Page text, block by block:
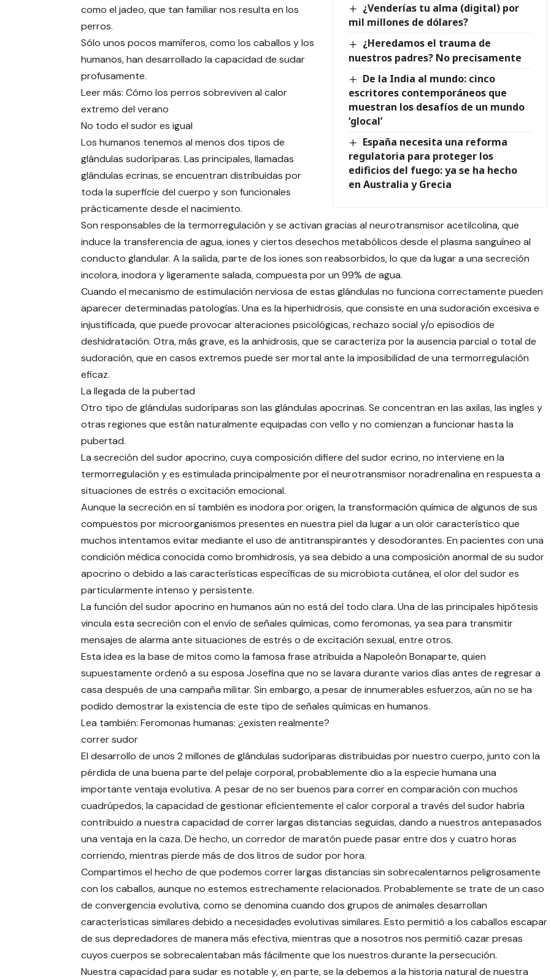
¿Venderías tu alma (digital) por
mil millones de dólares?
¿Heredamos el trauma de
nuestros padres? No precisamente
De la India al mundo: cinco
escritores contemporáneos que
muestran los desafíos de un mundo
‘glocal’
España necesita una reforma
regulatoria para proteger los
edificios del fuego: ya se ha hecho
en Australia y Grecia
como el jadeo, que tan familiar nos resulta en los
perros.
Sólo unos pocos mamíferos, como los caballos y los
humanos, han desarrollado la capacidad de sudar
profusamente.
Leer más: Cómo los perros sobreviven al calor
extremo del verano
No todo el sudor es igual
Los humanos tenemos al menos dos tipos de
glándulas sudoríparas. Las principales, llamadas
glándulas ecrinas, se encuentran distribuidas por
toda la superficie del cuerpo y son funcionales
prácticamente desde el nacimiento.
Son responsables de la termorregulación y se activan gracias al neurotransmisor acetilcolina, que
induce la transferencia de agua, iones y ciertos desechos metabólicos desde el plasma sanguíneo al
conducto glandular. A la salida, parte de los iones son reabsorbidos, lo que da lugar a una secreción
incolora, inodora y ligeramente salada, compuesta por un 99% de agua.
Cuando el mecanismo de estimulación nerviosa de estas glándulas no funciona correctamente pueden
aparecer determinadas patologías. Una es la hiperhidrosis, que consiste en una sudoración excesiva e
injustificada, que puede provocar alteraciones psicológicas, rechazo social y/o episodios de
deshidratación. Otra, más grave, es la anhidrosis, que se caracteriza por la ausencia parcial o total de
sudoración, que en casos extremos puede ser mortal ante la imposibilidad de una termorregulación
eficaz.
La llegada de la pubertad
Otro tipo de glándulas sudoríparas son las glándulas apocrinas. Se concentran en las axilas, las ingles y
otras regiones que están naturalmente equipadas con vello y no comienzan a funcionar hasta la
pubertad.
La secreción del sudor apocrino, cuya composición difiere del sudor ecrino, no interviene en la
termorregulación y es estimulada principalmente por el neurotransmisor noradrenalina en respuesta a
situaciones de estrés o excitación emocional.
Aunque la secreción en sí también es inodora por origen, la transformación química de algunos de sus
compuestos por microorganismos presentes en nuestra piel da lugar a un olor característico que
muchos intentamos evitar mediante el uso de antitranspirantes y desodorantes. En pacientes con una
condición médica conocida como bromhidrosis, ya sea debido a una composición anormal de su sudor
apocrino o debido a las características específicas de su microbiota cutánea, el olor del sudor es
particularmente intenso y persistente.
La función del sudor apocrino en humanos aún no está del todo clara. Una de las principales hipótesis
vincula esta secreción con el envío de señales químicas, como feromonas, ya sea para transmitir
mensajes de alarma ante situaciones de estrés o de excitación sexual, entre otros.
Esta idea es la base de mitos como la famosa frase atribuida a Napoleón Bonaparte, quien
supuestamente ordenó a su esposa Josefina que no se lavara durante varios días antes de regresar a
casa después de una campaña militar. Sin embargo, a pesar de innumerables esfuerzos, aún no se ha
podido demostrar la existencia de este tipo de señales químicas en humanos.
Lea también: Feromonas humanas: ¿existen realmente?
correr sudor
El desarrollo de unos 2 millones de glándulas sudoríparas distribuidas por nuestro cuerpo, junto con la
pérdida de una buena parte del pelaje corporal, probablemente dio a la especie humana una
importante ventaja evolutiva. A pesar de no ser buenos para correr en comparación con muchos
cuadrúpedos, la capacidad de gestionar eficientemente el calor corporal a través del sudor habría
contribuido a nuestra capacidad de correr largas distancias seguidas, dando a nuestros antepasados ​​
una ventaja en la caza. De hecho, un corredor de maratón puede pasar entre dos y cuatro horas
corriendo, mientras pierde más de dos litros de sudor por hora.
Compartimos el hecho de que podemos correr largas distancias sin sobrecalentarnos peligrosamente
con los caballos, aunque no estemos estrechamente relacionados. Probablemente se trate de un caso
de convergencia evolutiva, como se denomina cuando dos grupos de animales desarrollan
características similares debido a necesidades evolutivas similares. Esto permitió a los caballos escapar
de sus depredadores de manera más efectiva, mientras que a nosotros nos permitió cazar presas
cuyos cuerpos se sobrecalentaban más fácilmente que los nuestros durante la persecución.
Nuestra capacidad para sudar es notable y, en parte, se la debemos a la historia natural de nuestra